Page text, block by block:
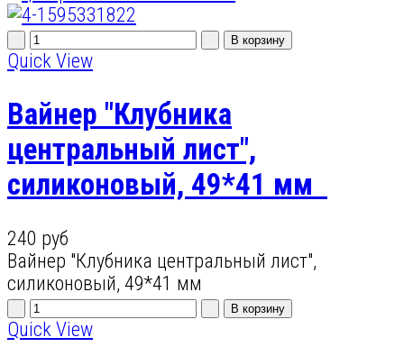
Quick View
Вайнер "Клубника
центральный лист",
силиконовый, 49*41 мм
240 руб
Вайнер "Клубника центральный лист",
силиконовый, 49*41 мм
Quick View